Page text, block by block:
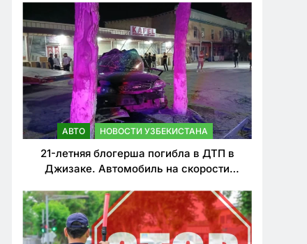
нарушителей ПДД
АВТО НОВОСТИ УЗБЕКИСТАНА
21-летняя блогерша погибла в ДТП в
Джизаке. Автомобиль на скорости